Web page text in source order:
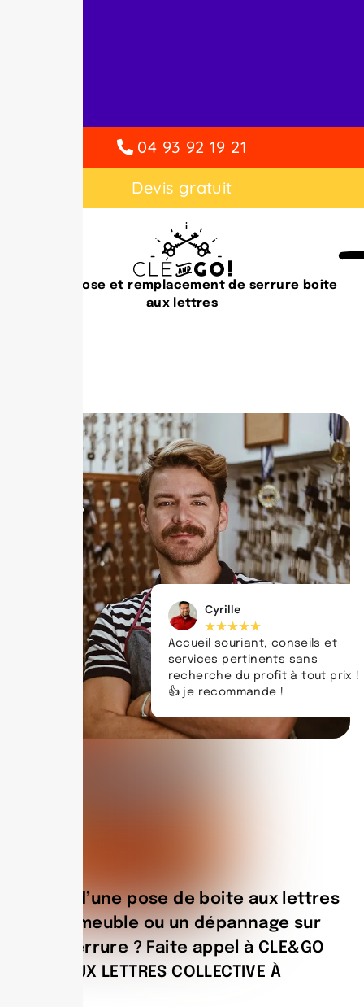
04 93 92 19 21
Devis gratuit
Vente, pose et remplacement de serrure boite
aux lettres
Cyrille
★★★★★
Accueil souriant, conseils et
services pertinents sans
recherche du profit à tout prix !
👍 je recommande !
Besoin d’une pose de boite aux lettres
pour immeuble ou un dépannage sur
votre serrure ? Faite appel à CLE&GO
BOITE AUX LETTRES COLLECTIVE À